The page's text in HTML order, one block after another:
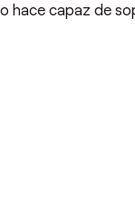
hace capaz de